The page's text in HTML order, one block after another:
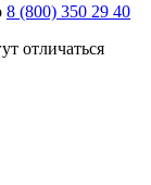
8 (800) 350 29 40
отличаться